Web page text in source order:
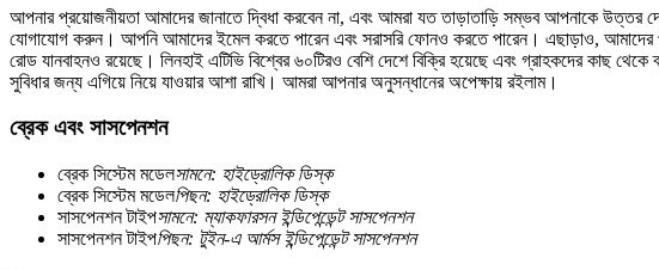
আপনার প্রয়োজনীয়তা আমাদের জানাতে দ্বিধা করবেন না, এবং আমরা যত তাড়াতাড়ি সম্ভব আপনাকে উত্তর
যোগাযোগ করুন। আপনি আমাদের ইমেল করতে পারেন এবং সরাসরি ফোনও করতে পারেন। এছাড়াও, আমাদের
রোড যানবাহনও রয়েছে। লিনহাই এটিভি বিশ্বের ৬০টিরও বেশি দেশে বিক্রি হয়েছে এবং গ্রাহকদের কাছ
সুবিধার জন্য এগিয়ে নিয়ে যাওয়ার আশা রাখি। আমরা আপনার অনুসন্ধানের অপেক্ষায় রইলাম।
ব্রেক এবং সাসপেনশন
ব্রেক সিস্টেম মডেলসামনে: হাইড্রোলিক ডিস্ক
ব্রেক সিস্টেম মডেলপিছন: হাইড্রোলিক ডিস্ক
সাসপেনশন টাইপসামনে: ম্যাকফারসন ইন্ডিপেন্ডেন্ট সাসপেনশন
সাসপেনশন টাইপপিছন: টুইন-এ আর্মস ইন্ডিপেন্ডেন্ট সাসপেনশন